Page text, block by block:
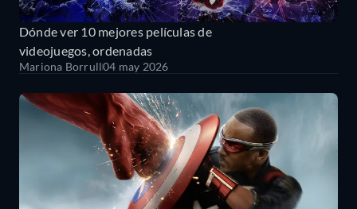
Dónde ver 10 mejores películas de
videojuegos, ordenadas
Mariona Borrull04 may 2026